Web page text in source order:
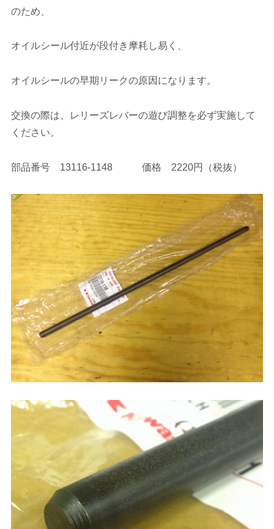
のため、
オイルシール付近が段付き摩耗し易く、
オイルシールの早期リークの原因になります。
交換の際は、レリーズレバーの遊び調整を必ず実施して
ください。
部品番号 13116-1148 価格 2220円（税抜）